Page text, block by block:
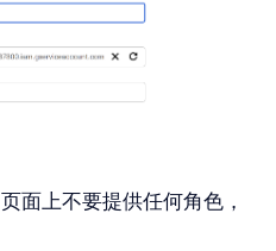
页面上不要提供任何角色，